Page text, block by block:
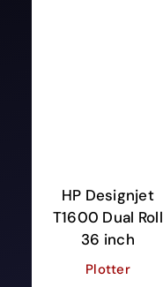
HP Designjet
T1600 Dual Roll
36 inch
Plotter